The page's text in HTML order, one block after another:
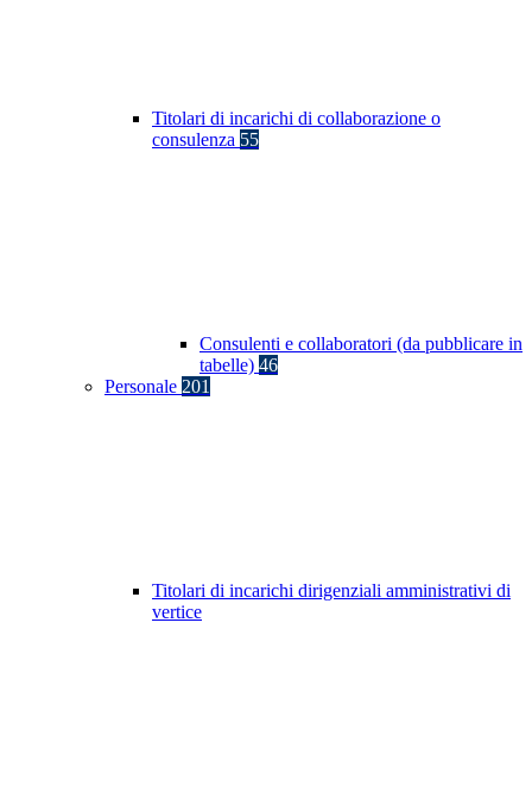
Titolari di incarichi di collaborazione o
consulenza 55
Consulenti e collaboratori (da pubblicare in
tabelle) 46
Personale 201
Titolari di incarichi dirigenziali amministrativi di
vertice